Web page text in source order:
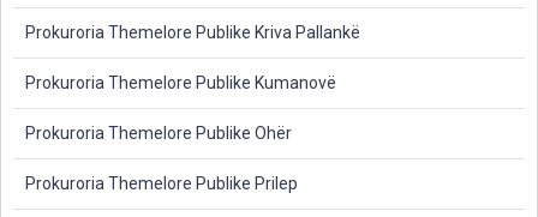
Prokuroria Themelore Publike Kriva Pallankë
Prokuroria Themelore Publike Kumanovë
Prokuroria Themelore Publike Ohër
Prokuroria Themelore Publike Prilep